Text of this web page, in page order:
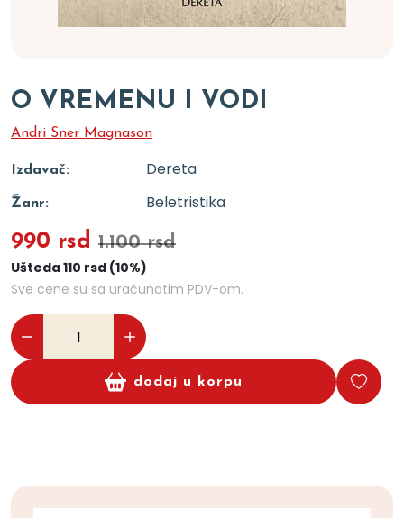
O VREMENU I VODI
Andri Sner Magnason
Izdavač: Dereta
Žanr: Beletristika
990 rsd 1.100 rsd
Ušteda 110 rsd (10%)
Sve cene su sa uračunatim PDV-om.
dodaj u korpu